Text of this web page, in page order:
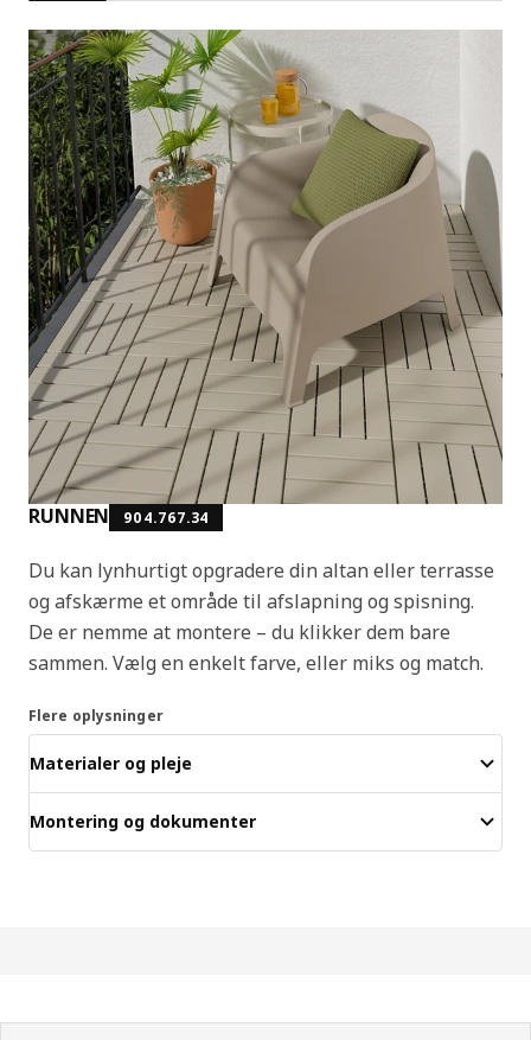
RUNNEN 904.767.34
Du kan lynhurtigt opgradere din altan eller terrasse
og afskærme et område til afslapning og spisning.
De er nemme at montere – du klikker dem bare
sammen. Vælg en enkelt farve, eller miks og match.
Flere oplysninger
Materialer og pleje
Montering og dokumenter